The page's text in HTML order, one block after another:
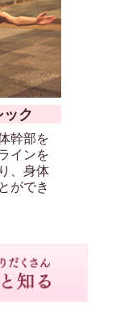
ク
幹部を
インを
、身体
ができ